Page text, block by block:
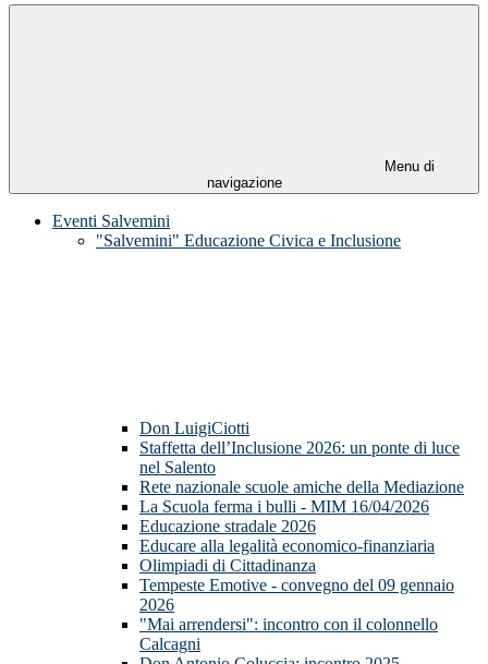
Menu di
navigazione
Eventi Salvemini
"Salvemini" Educazione Civica e Inclusione
Don LuigiCiotti
Staffetta dell’Inclusione 2026: un ponte di luce
nel Salento
Rete nazionale scuole amiche della Mediazione
La Scuola ferma i bulli - MIM 16/04/2026
Educazione stradale 2026
Educare alla legalità economico-finanziaria
Olimpiadi di Cittadinanza
Tempeste Emotive - convegno del 09 gennaio
2026
"Mai arrendersi": incontro con il colonnello
Calcagni